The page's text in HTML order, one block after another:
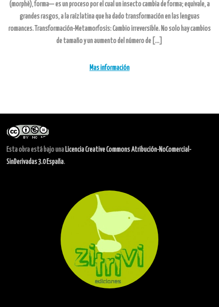
(morphè), forma— es un proceso por el cual un insecto cambia de forma; equivale, a
grandes rasgos, a la raíz latina que ha dado transformación en las lenguas
romances. Transformación-Metamorfosis: Cambio irreversible. No solo hay cambios
de tamaño y un aumento del número de […]
Mas información
Esta obra está bajo una Licencia Creative Commons Atribución-NoComercial-
SinDerivadas 3.0 España.